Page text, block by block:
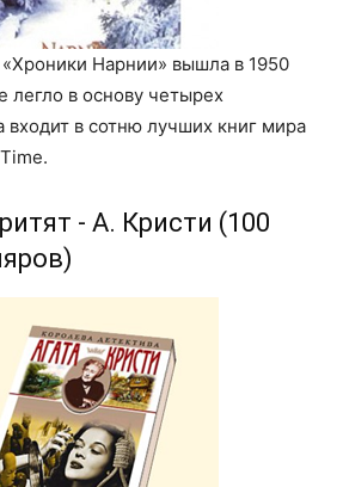
«Хроники Нарнии» вышла в 1950
легло в основу четырех
входит в сотню лучших книг мира
- А. Кристи (100